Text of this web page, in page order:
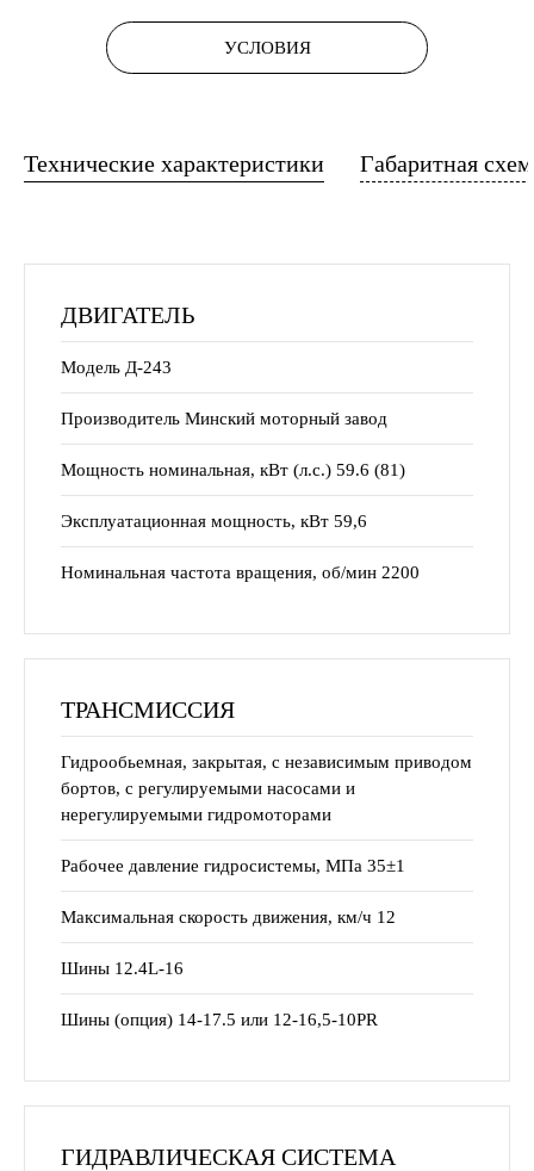
УСЛОВИЯ
Технические характеристики Габаритная
ДВИГАТЕЛЬ
Модель Д-243
Производитель Минский моторный завод
Мощность номинальная, кВт (л.с.) 59.6 (81)
Эксплуатационная мощность, кВт 59,6
Номинальная частота вращения, об/мин 2200
ТРАНСМИССИЯ
Гидрообьемная, закрытая, с независимым приводом
бортов, с регулируемыми насосами и
нерегулируемыми гидромоторами
Рабочее давление гидросистемы, МПа 35±1
Максимальная скорость движения, км/ч 12
Шины 12.4L-16
Шины (опция) 14-17.5 или 12-16,5-10PR
ГИДРАВЛИЧЕСКАЯ СИСТЕМА